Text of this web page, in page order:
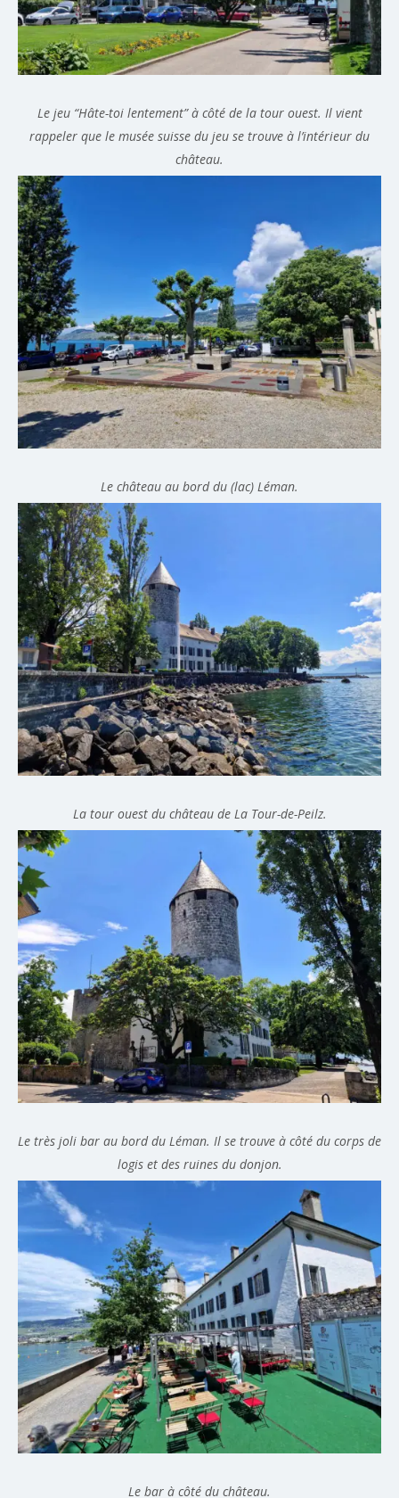
Le jeu “Hâte-toi lentement” à côté de la tour ouest. Il vient
rappeler que le musée suisse du jeu se trouve à l’intérieur du
château.
Le château au bord du (lac) Léman.
La tour ouest du château de La Tour-de-Peilz.
Le très joli bar au bord du Léman. Il se trouve à côté du corps de
logis et des ruines du donjon.
Le bar à côté du château.